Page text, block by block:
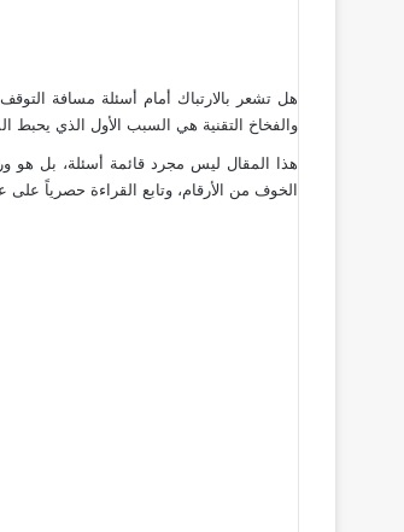
هل تشعر بالارتباك أمام أسئلة مسافة
والفخاخ التقنية هي السبب الأول الذي يحبط
الخوف من الأرقام، وتابع القراءة حصرياً